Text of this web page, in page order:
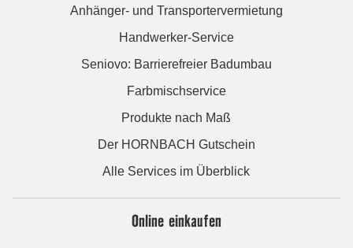
Anhänger- und Transportervermietung
Handwerker-Service
Seniovo: Barrierefreier Badumbau
Farbmischservice
Produkte nach Maß
Der HORNBACH Gutschein
Alle Services im Überblick
Online einkaufen